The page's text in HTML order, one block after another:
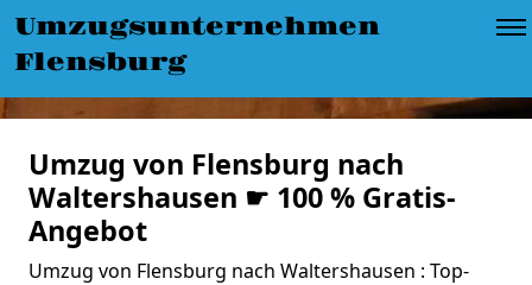
Umzugsunternehmen
Flensburg
Umzug von Flensburg nach
Waltershausen ☛ 100 % Gratis-
Angebot
Umzug von Flensburg nach Waltershausen : Top-